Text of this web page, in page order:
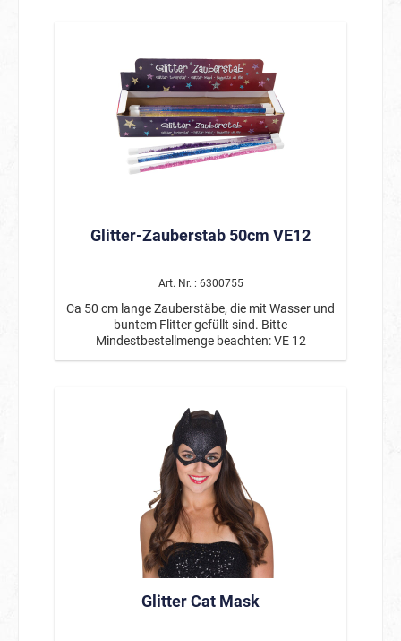
Glitter-Zauberstab 50cm VE12
Art. Nr. : 6300755
Ca 50 cm lange Zauberstäbe, die mit Wasser und
buntem Flitter gefüllt sind. Bitte
Mindestbestellmenge beachten: VE 12
Glitter Cat Mask